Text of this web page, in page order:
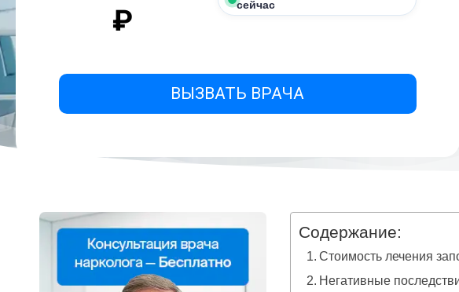
₽
сейчас
ВЫЗВАТЬ ВРАЧА
Содержание:
Стоимость лечения
Негативные